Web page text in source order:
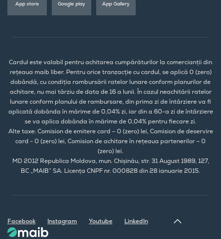
App store Google play App Gallery
Cardul este valabil pentru achitarea cumpărăturilor la comercianții din
rețeaua maib liber. Pentru orice tranzacție cu cardul, se aplică 0 (zero)
dobândă, cu condiția rambursării ratelor lunare conform planurilor de
achitare, nu mai târziu de data de 16 a lunii. În cazul neachitării ratelor
lunare conform planului de rambursare, din prima zi de întârziere va fi
aplicată dobânda în mărime de 0,04% zi, iar din a 60-a zi de întârziere
se va aplica dobânda în mărime de 0,04% pentru fiecare zi.
Alte taxe: Comision de emitere card – 0 (zero) lei, Comision de deservire
card - 0 (zero) lei, Comision de achitare în rețeaua partenerilor – 0
(zero) lei.
MD 2012 Republica Moldova, mun. Chișinău, str. 31 August 1989, 127,
BC „MAIB” SA. Licența CNPF nr. 000828 din 28 ianuarie 2015.
Facebook Instagram Youtube LinkedIn